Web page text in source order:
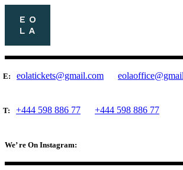
E: eolatickets@gmail.com
T: +444 598 886 77 +444 598 886 77
We’ re On Instagram: